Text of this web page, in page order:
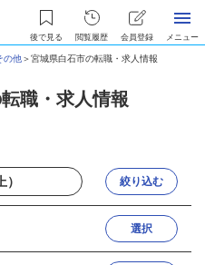
後で見る 閲覧履歴 会員登録 メニュー
の他＞宮城県白石市の転職・求人情報
職・求人情報
絞り込む
選択